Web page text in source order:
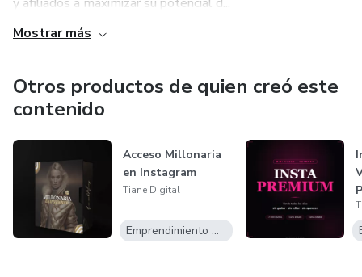
Mostrar más
Otros productos de quien creó este
contenido
Acceso Millonaria
en Instagram
Tiane Digital
Emprendimiento Digital